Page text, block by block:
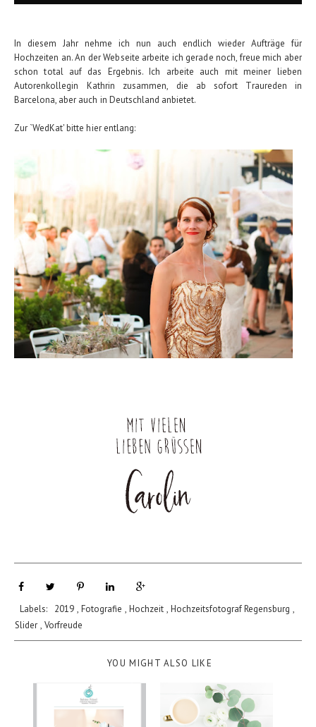
In diesem Jahr nehme ich nun auch endlich wieder Aufträge für
Hochzeiten an. An der Webseite arbeite ich gerade noch, freue mich aber
schon total auf das Ergebnis. Ich arbeite auch mit meiner lieben
Autorenkollegin Kathrin zusammen, die ab sofort Traureden in
Barcelona, aber auch in Deutschland anbietet.
Zur `WedKat' bitte hier entlang:
Labels: 2019 , Fotografie , Hochzeit , Hochzeitsfotograf Regensburg ,
Slider , Vorfreude
YOU MIGHT ALSO LIKE